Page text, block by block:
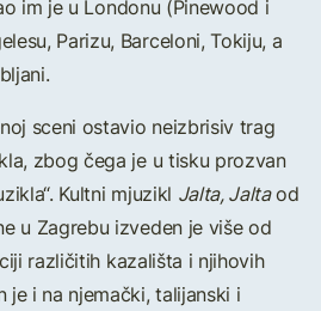
im je u Londonu (Pinewood i
Parizu, Barceloni, Tokiju, a
sceni ostavio neizbrisiv trag
zbog čega je u tisku prozvan
Kultni mjuzikl Jalta, Jaltaod
u Zagrebu izveden je više od
različitih kazališta i njihovih
je i na njemački, talijanski i